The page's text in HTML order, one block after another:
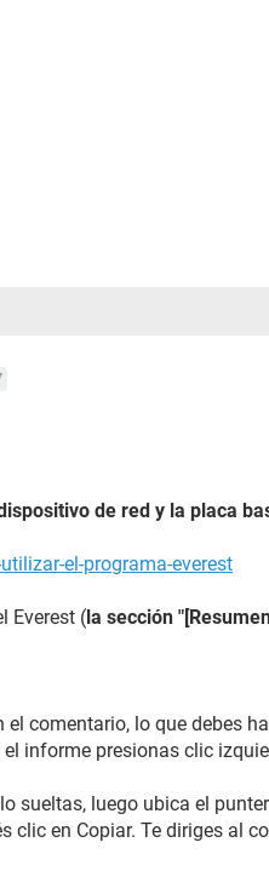
de red y la placa
el-programa-everest
Everest (la sección
comentario, lo que debes
informe presionas clic
sueltas, luego ubica el
clic en Copiar. Te diriges al